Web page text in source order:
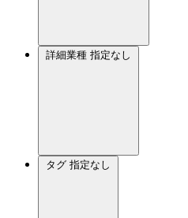
詳細業種 指定なし
タグ 指定なし